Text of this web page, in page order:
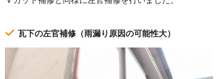
瓦下の左官補修（雨漏り原因の可能性大）